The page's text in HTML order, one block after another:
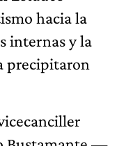
hacia la
internas y la
precipitaron